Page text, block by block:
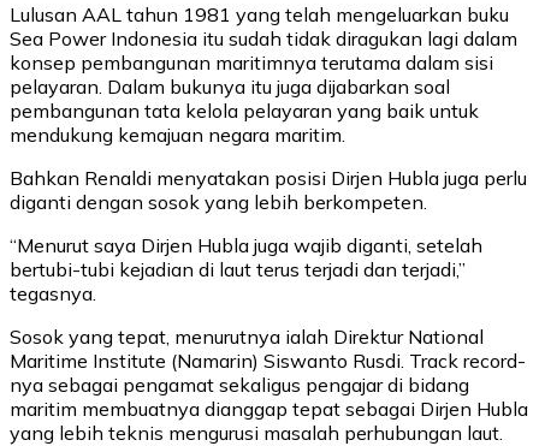
Lulusan AAL tahun 1981 yang telah mengeluarkan buku
Sea Power Indonesia itu sudah tidak diragukan lagi dalam
konsep pembangunan maritimnya terutama dalam sisi
pelayaran. Dalam bukunya itu juga dijabarkan soal
pembangunan tata kelola pelayaran yang baik untuk
mendukung kemajuan negara maritim.
Bahkan Renaldi menyatakan posisi Dirjen Hubla juga perlu
diganti dengan sosok yang lebih berkompeten.
“Menurut saya Dirjen Hubla juga wajib diganti, setelah
bertubi-tubi kejadian di laut terus terjadi dan terjadi,”
tegasnya.
Sosok yang tepat, menurutnya ialah Direktur National
Maritime Institute (Namarin) Siswanto Rusdi. Track record-
nya sebagai pengamat sekaligus pengajar di bidang
maritim membuatnya dianggap tepat sebagai Dirjen Hubla
yang lebih teknis mengurusi masalah perhubungan laut.